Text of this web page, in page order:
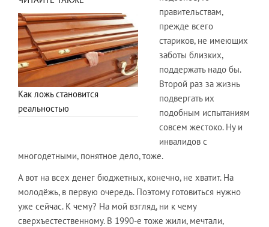
Как ложь становится
реальностью
правительствам,
прежде всего
стариков, не имеющих
заботы близких,
поддержать надо бы.
Второй раз за жизнь
подвергать их
подобным испытаниям
совсем жестоко. Ну и
инвалидов с
многодетными, понятное дело, тоже.
А вот на всех денег бюджетных, конечно, не хватит. На
молодёжь, в первую очередь. Поэтому готовиться нужно
уже сейчас. К чему? На мой взгляд, ни к чему
сверхъестественному. В 1990-е тоже жили, мечтали,